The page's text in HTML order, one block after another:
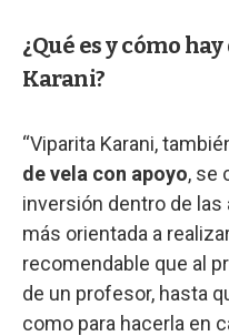
¿Qué es y cómo
Karani?
“Viparita Karani,
de vela con apoyo, se
inversión dentro de las
más orientada a
recomendable que al
de un profesor, hasta
como para hacerla en